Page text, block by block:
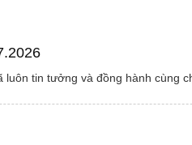
tin tưởng và đồng hành cùng